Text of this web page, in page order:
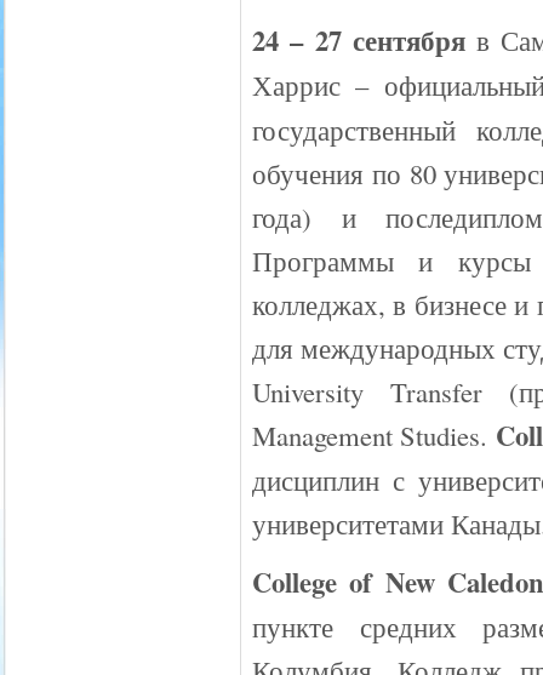
24 – 27 сентябряв
Харрис –
государственный
обучения по 80
года) и
Программы и курсы
колледжах, в бизнесе
для международных
University Transfer
Management Studies.
дисциплин с
университетами
College of New
пункте средних